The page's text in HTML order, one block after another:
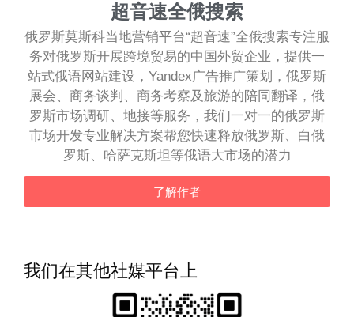
超音速全俄搜索
俄罗斯莫斯科当地营销平台“超音速”全俄搜索专注服
务对俄罗斯开展跨境贸易的中国外贸企业，提供一
站式俄语网站建设，Yandex广告推广策划，俄罗斯
展会、商务谈判、商务考察及旅游的陪同翻译，俄
罗斯市场调研、地接等服务，我们一对一的俄罗斯
市场开发专业解决方案帮您快速释放俄罗斯、白俄
罗斯、哈萨克斯坦等俄语大市场的潜力
了解作者
我们在其他社媒平台上